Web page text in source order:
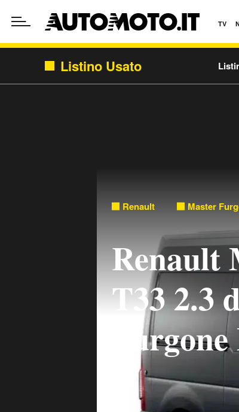
TV
Listino Usato
Renault Master
Renault
T33 2.3